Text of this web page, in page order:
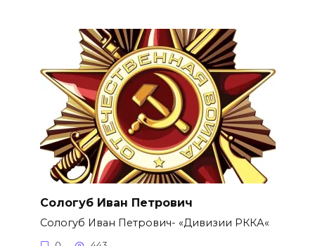
Сологуб Иван Петрович
Сологуб Иван Петрович- «Дивизии РККА«